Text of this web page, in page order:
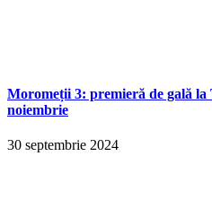
Moromeții 3: premieră de gală
noiembrie
30 septembrie 2024